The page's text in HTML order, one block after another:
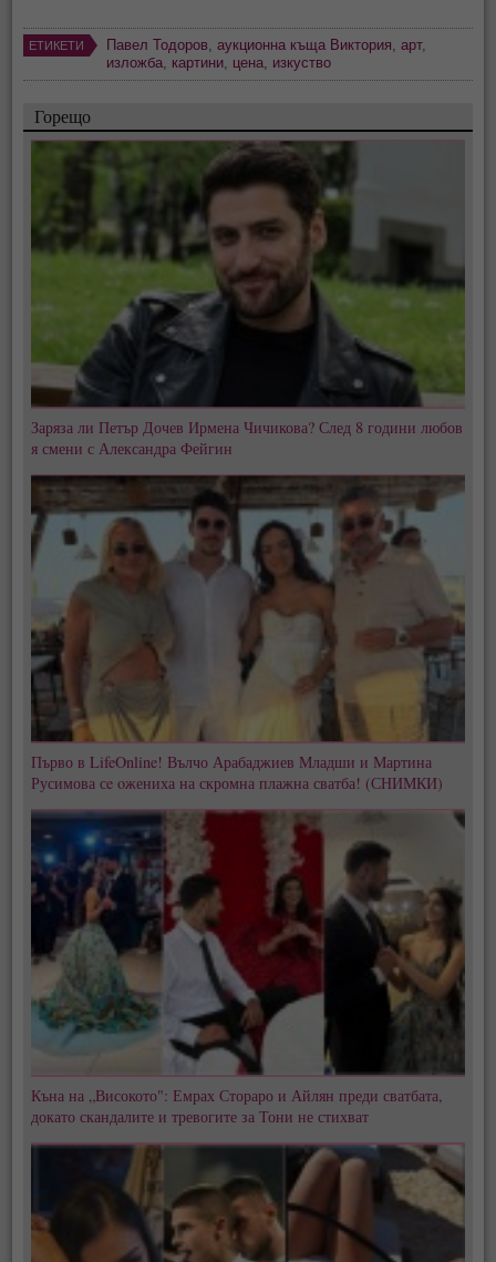
ЕТИКЕТИ Павел Тодоров,аукционна къща Виктория,арт,
изложба, картини, цена, изкуство
Горещо
Заряза ли Петър Дочев Ирмена Чичикова? След 8 години любов
я смени с Александра Фейгин
Първо в LifeOnline! Вълчо Арабаджиев Младши и Мартина
Русимова сe oжениха на скромна плажна сватба! (СНИМКИ)
Къна на „Високото": Емрах Стораро и Айлян преди сватбата,
докато скандалите и тревогите за Тони не стихват